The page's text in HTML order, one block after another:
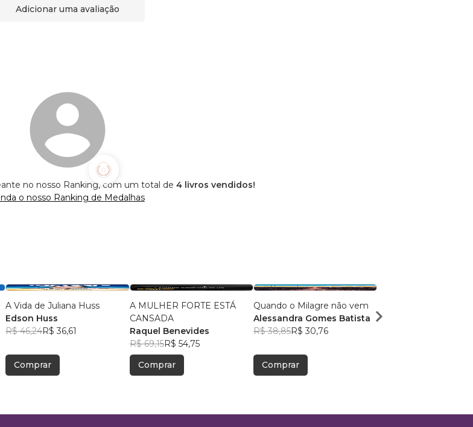
Adicionar uma avaliação
no nosso Ranking, com um total de 4 livros vendidos!
o nosso Ranking de Medalhas
A Vida de Juliana Huss
Edson Huss
R$ 46,24R$ 36,61
Comprar
A MULHER FORTE ESTÁ
CANSADA
Raquel Benevides
R$ 69,15R$ 54,75
Comprar
Quando o Milagre não vem
Alessandra Gomes Batista
R$ 38,85R$ 30,76
Comprar
Danilo Pedroso